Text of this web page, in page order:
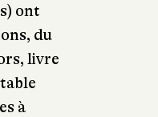
ont
du
livre
à